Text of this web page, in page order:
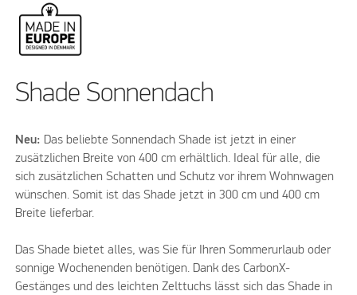
Shade Sonnendach
Neu: Das beliebte Sonnendach Shade ist jetzt in einer
zusätzlichen Breite von 400 cm erhältlich. Ideal für alle, die
sich zusätzlichen Schatten und Schutz vor ihrem Wohnwagen
wünschen. Somit ist das Shade jetzt in 300 cm und 400 cm
Breite lieferbar.
Das Shade bietet alles, was Sie für Ihren Sommerurlaub oder
sonnige Wochenenden benötigen. Dank des CarbonX-
Gestänges und des leichten Zelttuchs lässt sich das Shade in